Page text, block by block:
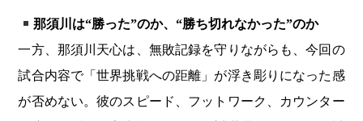
那須川は“勝った”のか、“勝ち切れなかった”のか
一方、那須川天心は、無敗記録を守りながらも、今回の
試合内容で「世界挑戦への距離」が浮き彫りになった感
が否めない。彼のスピード、フットワーク、カウンター